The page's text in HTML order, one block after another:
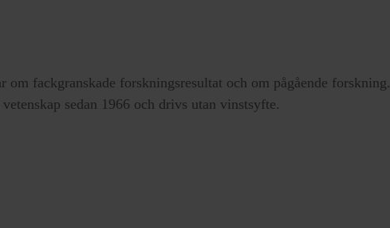
om fackgranskade forskningsresultat och om pågående forskning.
sedan 1966 och drivs utan vinstsyfte.